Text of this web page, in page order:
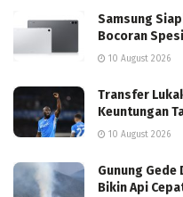
Samsung
Bocoran
10 August 2026
Transfer
Keuntungan
10 August 2026
Gunung Gede
Bikin Api